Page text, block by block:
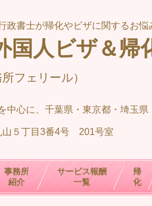
政書士が帰化やビザに関するお悩
国人ビザ＆帰
フェリール）
中心に、千葉県・ 東京都・埼玉県
山５丁目3番4号 201号室
事務所
紹介
サービス報酬
一覧
帰
化